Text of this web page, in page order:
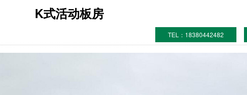
材料大棚
K式活动板房
TEL：18380442482